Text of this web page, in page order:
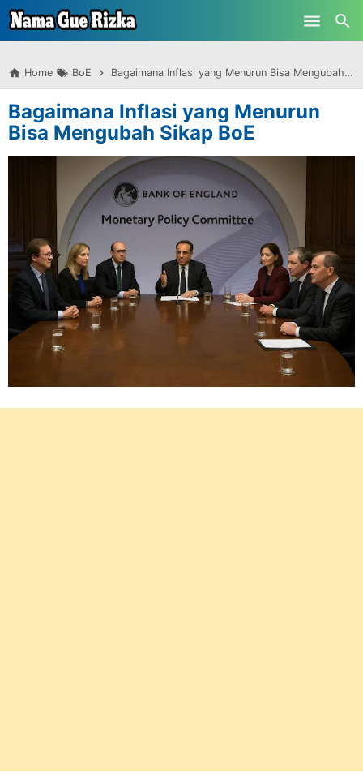
-->
Skip to main content
Home BoE Bagaimana Inflasi yang Menurun Bisa Mengubah Sikap BoE
Bagaimana Inflasi yang Menurun
Bisa Mengubah Sikap BoE